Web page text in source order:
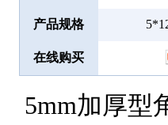
产品规格
在线购买
5mm加厚型